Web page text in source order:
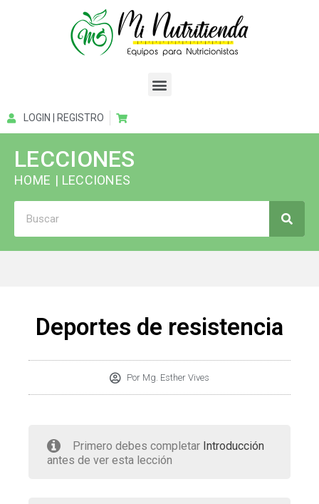
LOGIN | REGISTRO
LECCIONES
HOME | LECCIONES
Deportes de resistencia
Por Mg. Esther Vives
Primero debes completar Introducción
antes de ver esta lección